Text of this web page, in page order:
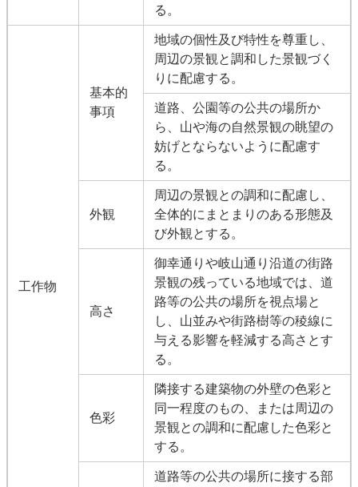
る。
工作物
基本的
事項
地域の個性及び特性を尊重し、
周辺の景観と調和した景観づく
りに配慮する。
道路、公園等の公共の場所か
ら、山や海の自然景観の眺望の
妨げとならないように配慮す
る。
外観
周辺の景観との調和に配慮し、
全体的にまとまりのある形態及
び外観とする。
高さ
御幸通りや岐山通り沿道の街路
景観の残っている地域では、道
路等の公共の場所を視点場と
し、山並みや街路樹等の稜線に
与える影響を軽減する高さとす
る。
色彩
隣接する建築物の外壁の色彩と
同一程度のもの、または周辺の
景観との調和に配慮した色彩と
する。
道路等の公共の場所に接する部